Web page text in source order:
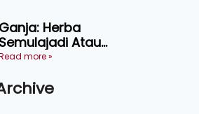
Kosmetik dan
Penyelidikan
Ganja: Herba
Semulajadi Atau
more »